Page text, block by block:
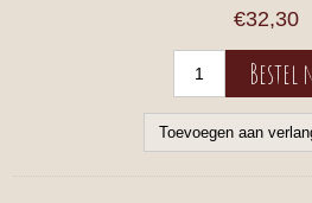
€32,30